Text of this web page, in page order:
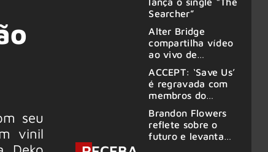
seu
vinil
Searcher”
Alter Bridge
compartilha vídeo
ao vivo de
no Rock am Ring
2026
ACCEPT: ‘Save Us’
é regravada com
membros do
GHOST e KORN
Brandon Flowers
reflete sobre o
futuro e levanta